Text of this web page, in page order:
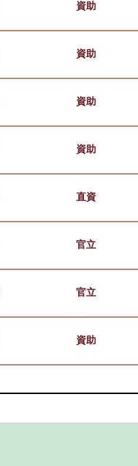
資助
資助
資助
資助
直資
官立
官立
資助